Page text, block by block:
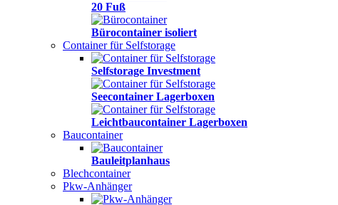
20 Fuß
Bürocontainer isoliert
Container für Selfstorage
Selfstorage Investment
Seecontainer Lagerboxen
Leichtbaucontainer Lagerboxen
Baucontainer
Bauleitplanhaus
Blechcontainer
Pkw-Anhänger